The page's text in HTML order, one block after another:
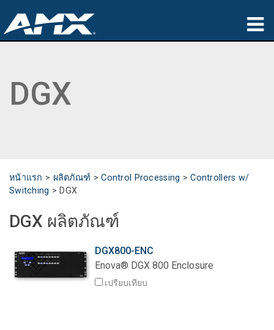
การประยุกต์ใช้
การสนับสนุน
เกี่ยวกับ
DGX
หน้าแรก > ผลิตภัณฑ์ >Control Processing >Controllers w/
Switching > DGX
DGX ผลิตภัณฑ์
DGX800-ENC
Enova® DGX 800 Enclosure
เปรียบเทียบ